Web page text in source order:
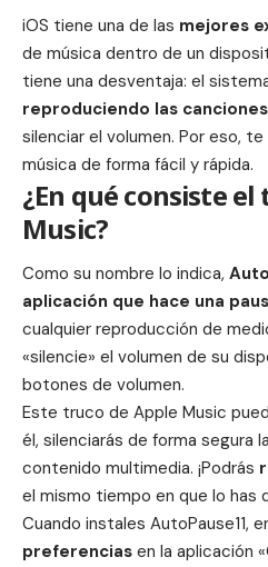
iOS tiene una de las mejores
de música dentro de un
tiene una desventaja: el
reproduciendo las canciones
silenciar el volumen. Por eso,
música de forma fácil y rápida.
¿En qué consiste
Music?
Como su nombre lo indica,
aplicación que hace una
cualquier reproducción de
«silencie» el volumen de su
botones de volumen.
Este truco de Apple Music
él, silenciarás de forma segura
contenido multimedia. ¡Podrás
el mismo tiempo en que lo has
Cuando instales AutoPause11,
preferencias en la aplicación